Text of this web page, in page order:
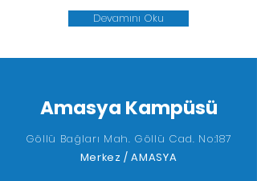
Devamını Oku
Amasya Kampüsü
Göllü Bağları Mah. Göllü Cad. No:187
Merkez / AMASYA